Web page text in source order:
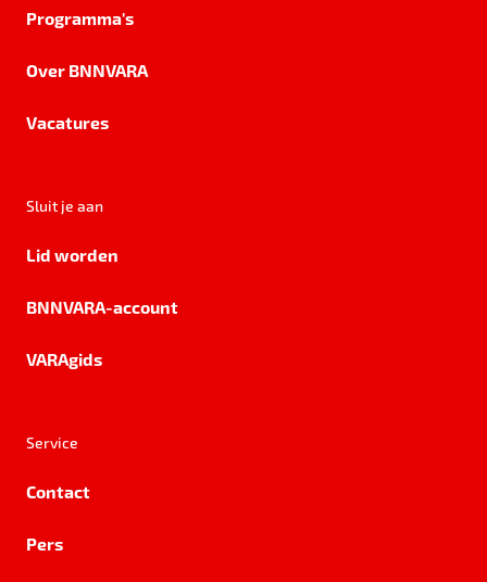
Programma's
Over BNNVARA
Vacatures
Sluit je aan
Lid worden
BNNVARA-account
VARAgids
Service
Contact
Pers